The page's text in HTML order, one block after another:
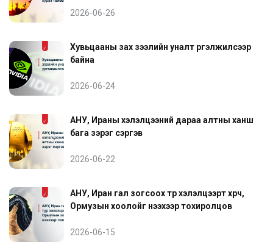
2026-06-26
Хувьцааны зах зээлийн уналт үргэлжилсээр
байна
2026-06-24
АНУ, Ираны хэлэлцээний дараа алтны ханш
бага зэрэг сэргэв
2026-06-22
АНУ, Иран гал зогсоох түр хэлэлцээрт хүрч,
Ормузын хоолойг нээхээр тохиролцов
2026-06-15